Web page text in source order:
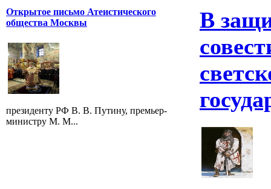
Открытое письмо Атеистического
общества Москвы
президенту РФ В. В. Путину, премьер-
министру М. М...
В